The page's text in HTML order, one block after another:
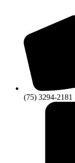
(75) 3294-2181